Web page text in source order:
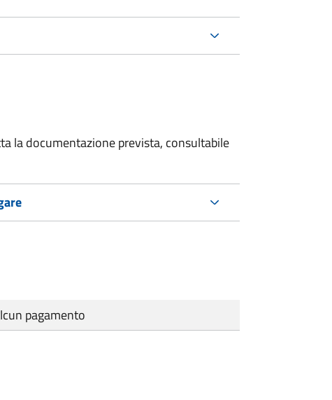
la documentazione prevista, consultabile
pagamento